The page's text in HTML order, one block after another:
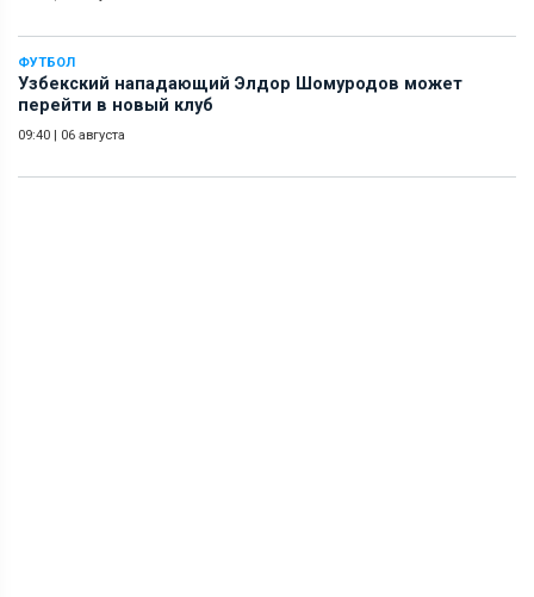
ФУТБОЛ
Узбекский нападающий Элдор Шомуродов может
перейти в новый клуб
09:40 06 августа